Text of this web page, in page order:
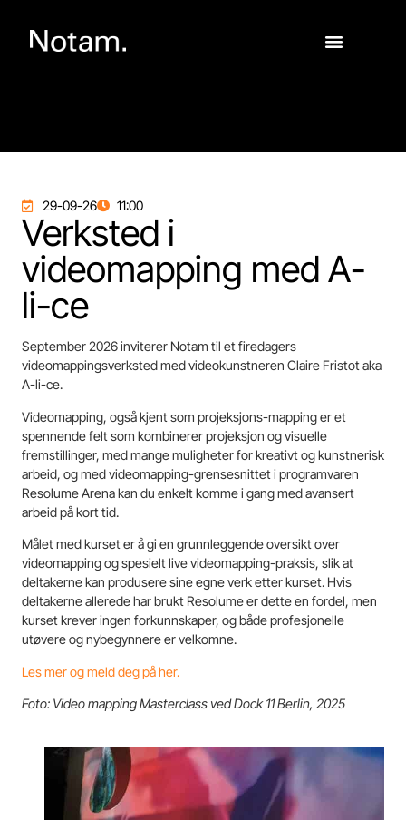
29-09-26 11:00
Verksted i
videomapping med A-
li-ce
September 2026 inviterer Notam til et firedagers
videomappingsverksted med videokunstneren Claire Fristot aka
A-li-ce.
Videomapping, også kjent som projeksjons-mapping er et
spennende felt som kombinerer projeksjon og visuelle
fremstillinger, med mange muligheter for kreativt og kunstnerisk
arbeid, og med videomapping-grensesnittet i programvaren
Resolume Arena kan du enkelt komme i gang med avansert
arbeid på kort tid.
Målet med kurset er å gi en grunnleggende oversikt over
videomapping og spesielt live videomapping-praksis, slik at
deltakerne kan produsere sine egne verk etter kurset. Hvis
deltakerne allerede har brukt Resolume er dette en fordel, men
kurset krever ingen forkunnskaper, og både profesjonelle
utøvere og nybegynnere er velkomne.
Les mer og meld deg på her.
Foto: Video mapping Masterclass ved Dock 11 Berlin, 2025